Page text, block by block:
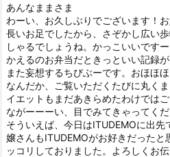
あんなままさま
わーい、お久しぶりでございます！
長いお足でしたから、さぞかし広い
しゃるでしょうね。かっこいいですー
かえるのお弁当だときっといい記録
また妄想するちびぶーです。おほほほ
なんだか、ご覧いただくたびに丸く
イエットもまだあきらめたわけではご
ながーーーい、目でみてきゃってく
そういえば、今日はITUDEMOに出
嬢さんもITUDEMOがお好きだったと
ッコリしておりました。よろしくお